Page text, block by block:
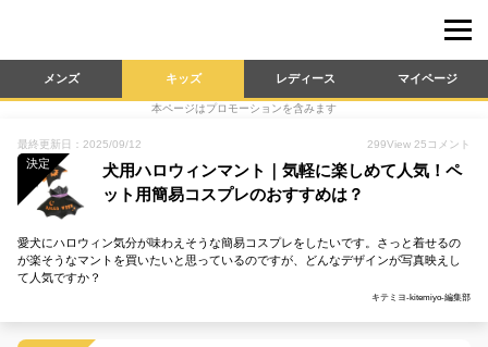
メンズ キッズ レディース マイページ
本ページはプロモーションを含みます
最終更新日：2025/09/12 299View 25 コメント
決定
犬用ハロウィンマント｜気軽に楽しめて人気！ペ
ット用簡易コスプレのおすすめは？
愛犬にハロウィン気分が味わえそうな簡易コスプレをしたいです。さっと着せるの
が楽そうなマントを買いたいと思っているのですが、どんなデザインが写真映えし
て人気ですか？
キテミヨ-kitemiyo-編集部